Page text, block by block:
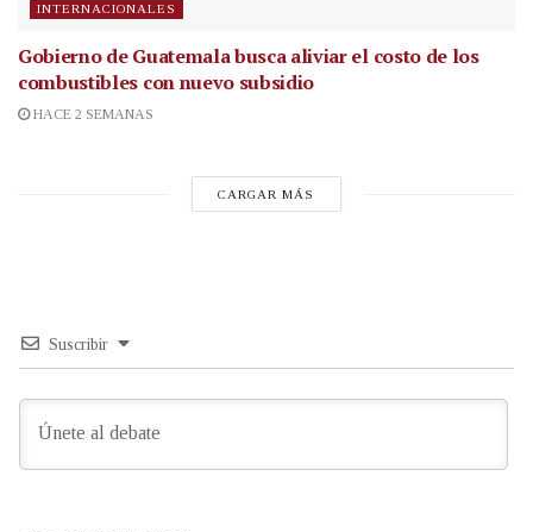
INTERNACIONALES
Gobierno de Guatemala busca aliviar el costo de los
combustibles con nuevo subsidio
HACE 2 SEMANAS
CARGAR MÁS
Suscribir